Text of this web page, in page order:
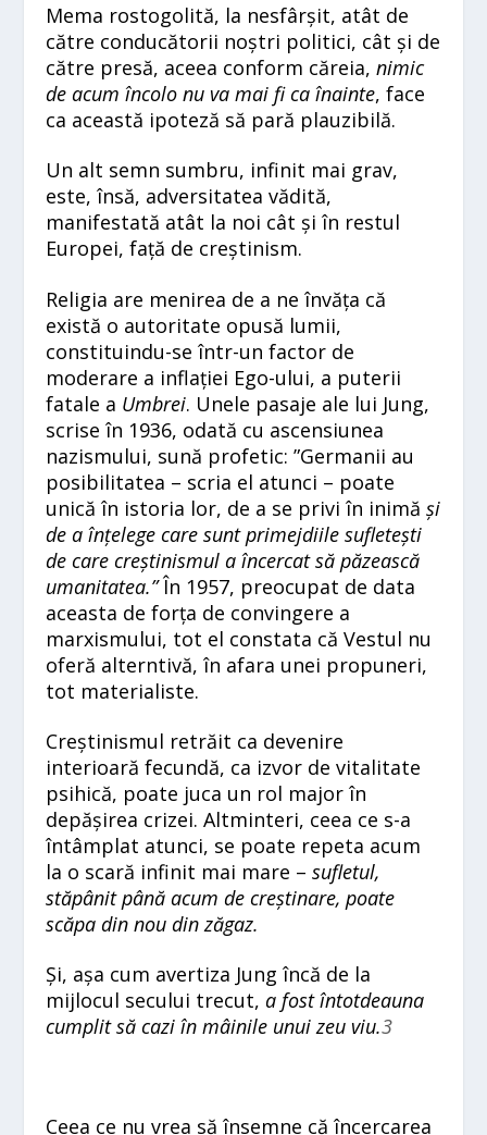
Mema rostogolită, la nesfârșit, atât de
către conducătorii noștri politici, cât și de
către presă, aceea conform căreia,nimic
de acum încolo nu va mai fi ca înainte, face
ca această ipoteză să pară plauzibilă.
Un alt semn sumbru, infinit mai grav,
este, însă, adversitatea vădită,
manifestată atât la noi cât și în restul
Europei, față de creștinism.
Religia are menirea de a ne învăța că
există o autoritate opusă lumii,
constituindu-se într-un factor de
moderare a inflației Ego-ului, a puterii
fatale a Umbrei. Unele pasaje ale lui Jung,
scrise în 1936, odată cu ascensiunea
nazismului, sună profetic: ”Germanii au
posibilitatea – scria el atunci – poate
unică în istoria lor, de a se privi în inimăși
de a înțelege care sunt primejdiile sufletești
de care creștinismul a încercat să păzească
umanitatea.”În 1957, preocupat de data
aceasta de forța de convingere a
marxismului, tot el constata că Vestul nu
oferă alterntivă, în afara unei propuneri,
tot materialiste.
Creștinismul retrăit ca devenire
interioară fecundă, ca izvor de vitalitate
psihică, poate juca un rol major în
depășirea crizei. Altminteri, ceea ce s-a
întâmplat atunci, se poate repeta acum
la o scară infinit mai mare –sufletul,
stăpânit până acum de creștinare, poate
scăpa din nou din zăgaz.
Și, așa cum avertiza Jung încă de la
mijlocul secului trecut,a fost întotdeauna
cumplit să cazi în mâinile unui zeu viu.3
Ceea ce nu vrea să însemne că încercarea